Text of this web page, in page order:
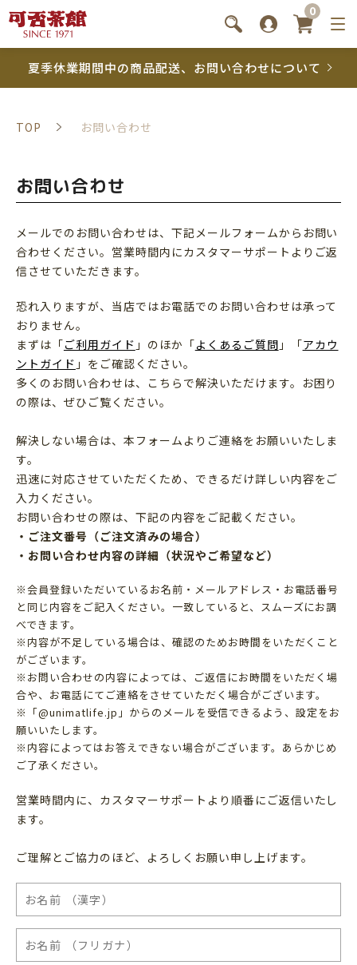
0
夏季休業期間中の商品配送、お問い合わせについて
TOP お問い合わせ
お問い合わせ
メールでのお問い合わせは、下記メールフォームからお問い
合わせください。営業時間内にカスタマーサポートよりご返
信させていただきます。
恐れ入りますが、当店ではお電話でのお問い合わせは承って
おりません。
まずは「ご利用ガイド 」のほか「よくあるご質問 」「アカウ
ントガイド 」をご確認ください。
多くのお問い合わせは、こちらで解決いただけます。お困り
の際は、ぜひご覧ください。
解決しない場合は、本フォームよりご連絡をお願いいたしま
す。
迅速に対応させていただくため、できるだけ詳しい内容をご
入力ください。
お問い合わせの際は、下記の内容をご記載ください。
・ご注文番号（ご注文済みの場合）
・お問い合わせ内容の詳細（状況やご希望など）
※会員登録いただいているお名前・メールアドレス・お電話番号
と同じ内容をご記入ください。一致していると、スムーズにお調
べできます。
※内容が不足している場合は、確認のためお時間をいただくこと
がございます。
※お問い合わせの内容によっては、ご返信にお時間をいただく場
合や、お電話にてご連絡をさせていただく場合がございます。
※「@unimatlife.jp」からのメールを受信できるよう、設定をお
願いいたします。
※内容によってはお答えできない場合がございます。あらかじめ
ご了承ください。
営業時間内に、カスタマーサポートより順番にご返信いたし
ます。
ご理解とご協力のほど、よろしくお願い申し上げます。